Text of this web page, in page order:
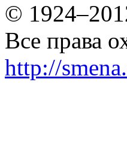
©
Все права
http://